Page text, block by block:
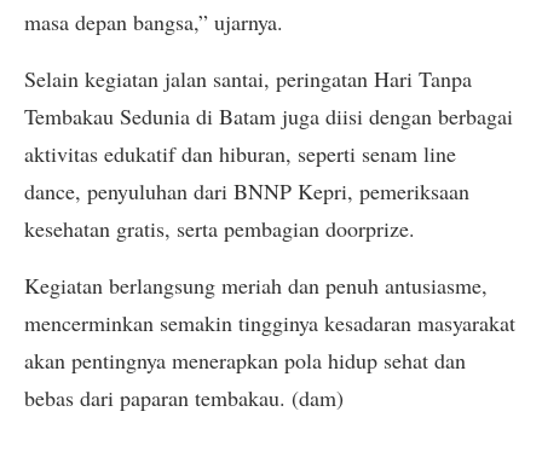
masa depan bangsa,” ujarnya.
Selain kegiatan jalan santai, peringatan Hari Tanpa
Tembakau Sedunia di Batam juga diisi dengan berbagai
aktivitas edukatif dan hiburan, seperti senam line
dance, penyuluhan dari BNNP Kepri, pemeriksaan
kesehatan gratis, serta pembagian doorprize.
Kegiatan berlangsung meriah dan penuh antusiasme,
mencerminkan semakin tingginya kesadaran masyarakat
akan pentingnya menerapkan pola hidup sehat dan
bebas dari paparan tembakau. (dam)